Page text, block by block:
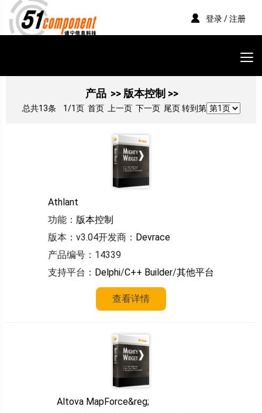
登录 / 注册
产品 >> 版本控制 >>
总共13条 1/1页 首页 上一页 下一页 尾页 转到第
Athlant
功能： 版本控制
版本：v3.04开发商： Devrace
产品编号：14339
支持平台： Delphi/C++ Builder/其他平台
查看详情
Altova MapForce&reg;